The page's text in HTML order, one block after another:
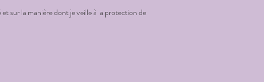
sur la manière dont je veille à la protection de